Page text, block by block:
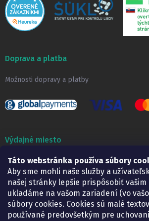
Táto webstránka používa súbory
Aby sme mohli naše služby a
našej stránky lepšie prispôsobiť
ukladáme na vašom zariadení (vo
súbory cookies. Cookies sú malé
používané predovšetkým pre
Doprava a platba
Možnosti dopravy a platby
Výdajné miesto
Lekáreň ADONAI
Košice – Smetanova 2
Pondelok:
07.30 – 15.30 h.
Utorok:
07.30 – 16.00 h.
Streda:
07.30 – 16.00 h.
Štvrtok:
07.30 – 15.30 h.
Piatok:
07.30 – 15.30 h.